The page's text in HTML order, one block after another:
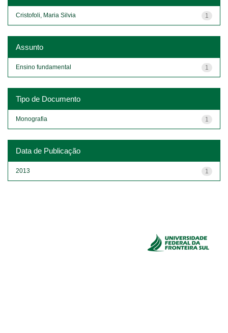
1
Cristofoli, Maria Silvia
Assunto
1
Ensino fundamental
Tipo de Documento
1
Monografia
Data de Publicação
1
2013